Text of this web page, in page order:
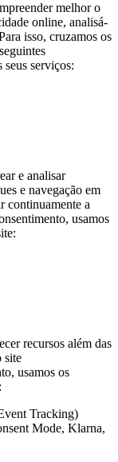
melhor o
online, analisá-
isso, cruzamos os
seus serviços:
e analisar
e navegação em
continuamente a
usamos
recursos além das
site
usamos os
Tracking)
Mode, Klarna,